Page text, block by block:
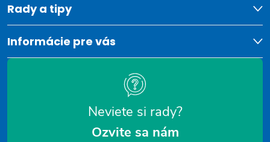
t
e
Rady a tipy
Informácie pre vás
Neviete si rady?
Ozvite sa nám